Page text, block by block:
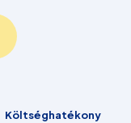
Költséghatékony